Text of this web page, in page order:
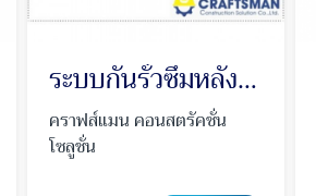
ระบบกันรั่วซึมหลังคาเมทัลชีท
คราฟส์แมน คอนสตรัคชั่น
โซลูชั่น